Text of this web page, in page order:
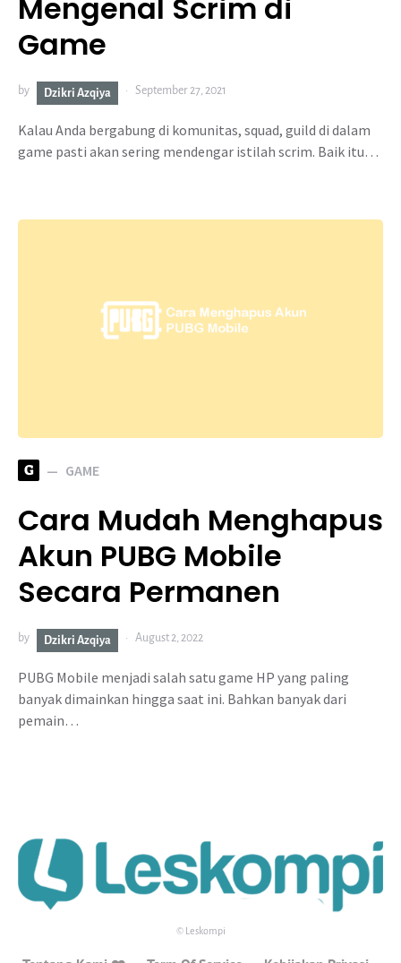
Mengenal Scrim di
Game
by Dzikri Azqiya September 27, 2021
Kalau Anda bergabung di komunitas, squad, guild di dalam
game pasti akan sering mendengar istilah scrim. Baik itu…
G GAME
Cara Mudah Menghapus
Akun PUBG Mobile
Secara Permanen
by Dzikri Azqiya August 2, 2022
PUBG Mobile menjadi salah satu game HP yang paling
banyak dimainkan hingga saat ini. Bahkan banyak dari
pemain…
© Leskompi